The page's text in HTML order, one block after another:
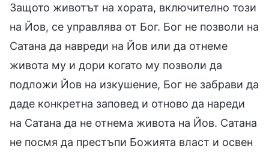
Защото животът на хората, включително този
на Йов, се управлява от Бог. Бог не позволи на
Сатана да навреди на Йов или да отнеме
живота му и дори когато му позволи да
подложи Йов на изкушение, Бог не забрави да
даде конкретна заповед и отново да нареди
на Сатана да не отнема живота на Йов. Сатана
не посмя да престъпи Божията власт и освен